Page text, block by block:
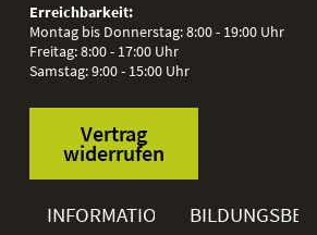
Erreichbarkeit:
Montag bis Donnerstag: 8:00 - 19:00 Uhr
Freitag: 8:00 - 17:00 Uhr
Samstag: 9:00 - 15:00 Uhr
Vertrag
widerrufen
INFORMATIONEN